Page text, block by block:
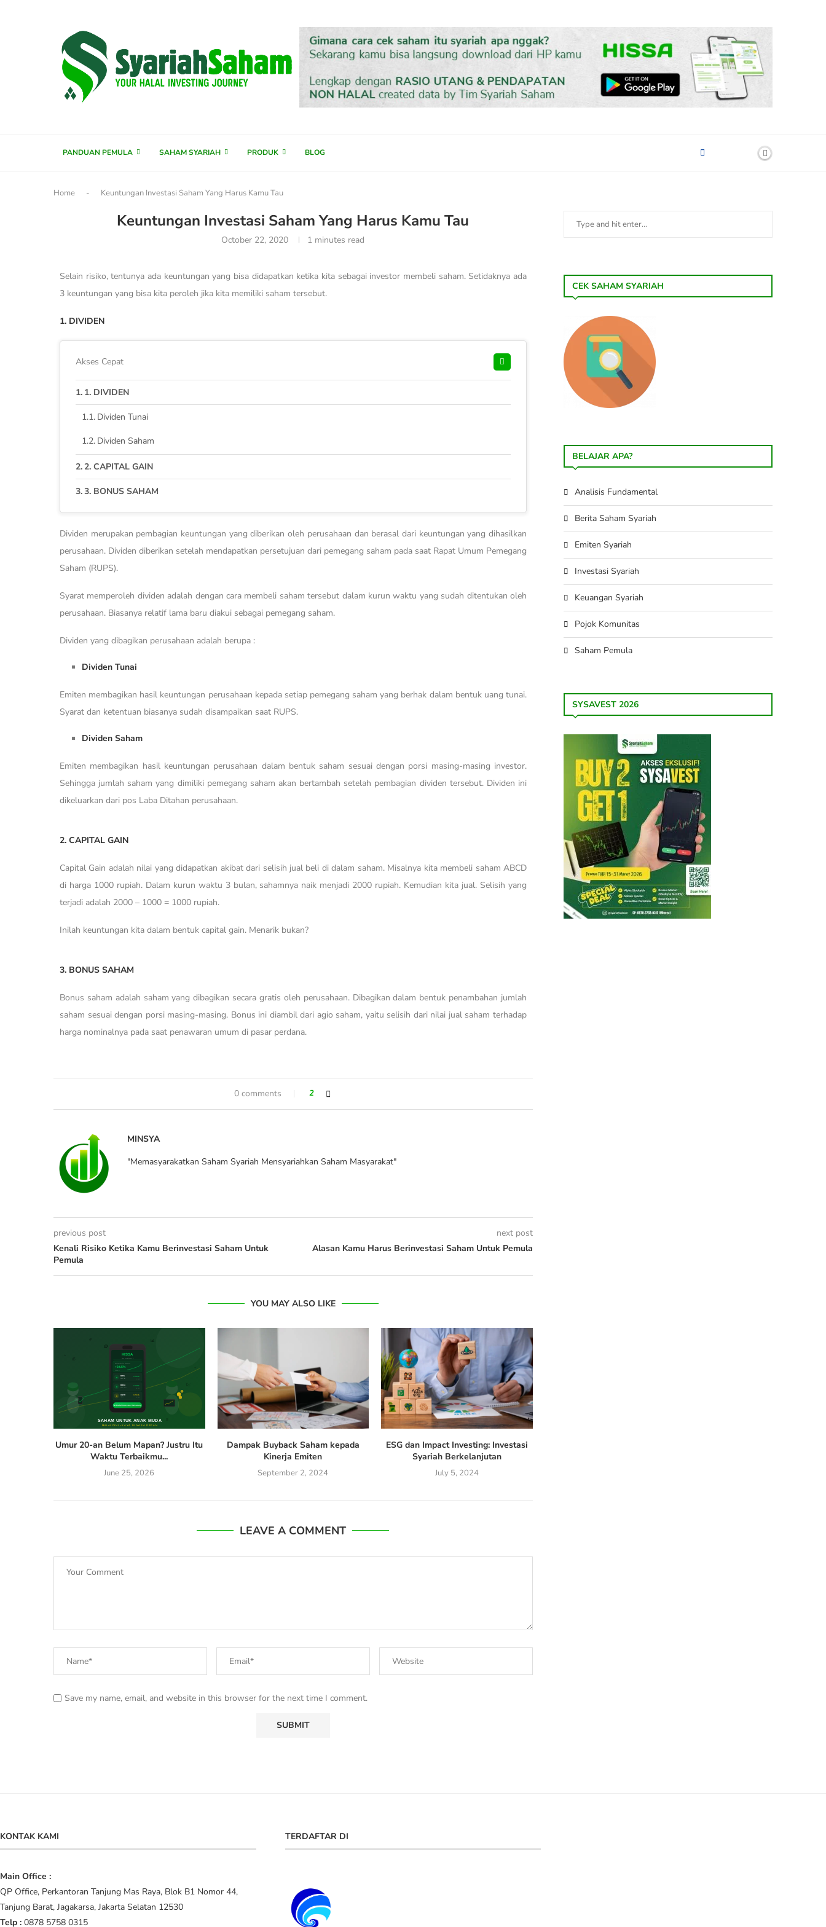
PANDUAN PEMULA SAHAM SYARIAH PRODUK BLOG
Home - Keuntungan Investasi Saham Yang Harus Kamu Tau
Keuntungan Investasi Saham Yang Harus Kamu Tau
October 22, 2020 1 minutes read
Selain risiko, tentunya ada keuntungan yang bisa didapatkan ketika kita sebagai investor membeli saham. Setidaknya ada
3 keuntungan yang bisa kita peroleh jika kita memiliki saham tersebut.
1. DIVIDEN
Akses Cepat
1. DIVIDEN
Dividen Tunai
Dividen Saham
2. CAPITAL GAIN
3. BONUS SAHAM
Dividen merupakan pembagian keuntungan yang diberikan oleh perusahaan dan berasal dari keuntungan yang dihasilkan
perusahaan. Dividen diberikan setelah mendapatkan persetujuan dari pemegang saham pada saat Rapat Umum Pemegang
Saham (RUPS).
Syarat memperoleh dividen adalah dengan cara membeli saham tersebut dalam kurun waktu yang sudah ditentukan oleh
perusahaan. Biasanya relatif lama baru diakui sebagai pemegang saham.
Dividen yang dibagikan perusahaan adalah berupa :
Dividen Tunai
Emiten membagikan hasil keuntungan perusahaan kepada setiap pemegang saham yang berhak dalam bentuk uang tunai.
Syarat dan ketentuan biasanya sudah disampaikan saat RUPS.
Dividen Saham
Emiten membagikan hasil keuntungan perusahaan dalam bentuk saham sesuai dengan porsi masing-masing investor.
Sehingga jumlah saham yang dimiliki pemegang saham akan bertambah setelah pembagian dividen tersebut. Dividen ini
dikeluarkan dari pos Laba Ditahan perusahaan.
2. CAPITAL GAIN
Capital Gain adalah nilai yang didapatkan akibat dari selisih jual beli di dalam saham. Misalnya kita membeli saham ABCD
di harga 1000 rupiah. Dalam kurun waktu 3 bulan, sahamnya naik menjadi 2000 rupiah. Kemudian kita jual. Selisih yang
terjadi adalah 2000 – 1000 = 1000 rupiah.
Inilah keuntungan kita dalam bentuk capital gain. Menarik bukan?
3. BONUS SAHAM
Bonus saham adalah saham yang dibagikan secara gratis oleh perusahaan. Dibagikan dalam bentuk penambahan jumlah
saham sesuai dengan porsi masing-masing. Bonus ini diambil dari agio saham, yaitu selisih dari nilai jual saham terhadap
harga nominalnya pada saat penawaran umum di pasar perdana.
0 comments 2
MINSYA
"Memasyarakatkan Saham Syariah Mensyariahkan Saham Masyarakat"
previous post
Kenali Risiko Ketika Kamu Berinvestasi Saham Untuk
Pemula
next post
Alasan Kamu Harus Berinvestasi Saham Untuk Pemula
YOU MAY ALSO LIKE
Umur 20-an Belum Mapan? Justru Itu
Waktu Terbaikmu...
June 25, 2026
Dampak Buyback Saham kepada
Kinerja Emiten
September 2, 2024
ESG dan Impact Investing: Investasi
Syariah Berkelanjutan
July 5, 2024
LEAVE A COMMENT
Save my name, email, and website in this browser for the next time I comment.
CEK SAHAM SYARIAH
BELAJAR APA?
Analisis Fundamental
Berita Saham Syariah
Emiten Syariah
Investasi Syariah
Keuangan Syariah
Pojok Komunitas
Saham Pemula
SYSAVEST 2026
KONTAK KAMI
Main Office :
QP Office, Perkantoran Tanjung Mas Raya, Blok B1 Nomor 44,
Tanjung Barat, Jagakarsa, Jakarta Selatan 12530
Telp : 0878 5758 0315
TERDAFTAR DI